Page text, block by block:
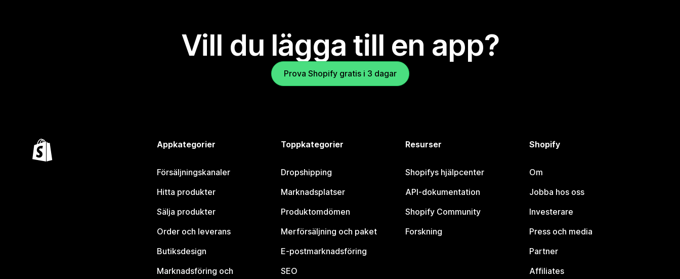
Vill du lägga till en app?
Prova Shopify gratis i 3 dagar
Appkategorier
Försäljningskanaler
Hitta produkter
Sälja produkter
Order och leverans
Butiksdesign
Marknadsföring och
Toppkategorier
Dropshipping
Marknadsplatser
Produktomdömen
Merförsäljning och paket
E-postmarknadsföring
SEO
Resurser
Shopifys hjälpcenter
API-dokumentation
Shopify Community
Forskning
Shopify
Om
Jobba hos oss
Investerare
Press och media
Partner
Affiliates